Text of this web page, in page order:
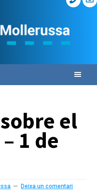
el
1 de
Deixa un comentari